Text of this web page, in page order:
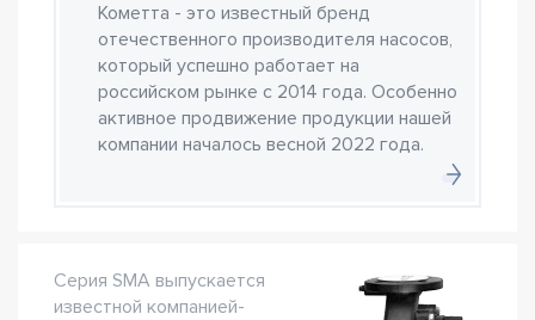
Кометта - это известный бренд
отечественного производителя насосов,
который успешно работает на
российском рынке с 2014 года. Особенно
активное продвижение продукции нашей
компании началось весной 2022 года.
Серия SMA выпускается
известной компанией-